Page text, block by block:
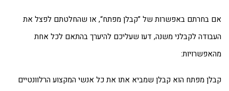
בחרתם באפשרות של ”קבלן מפתח“, או שהחלטתם לפצל את
לקבלני משנה, דעו שעליכם להיערך בהתאם לכל אחת
מפתח הוא קבלן שמביא אתו את כל אנשי המקצוע הרלוונטיים